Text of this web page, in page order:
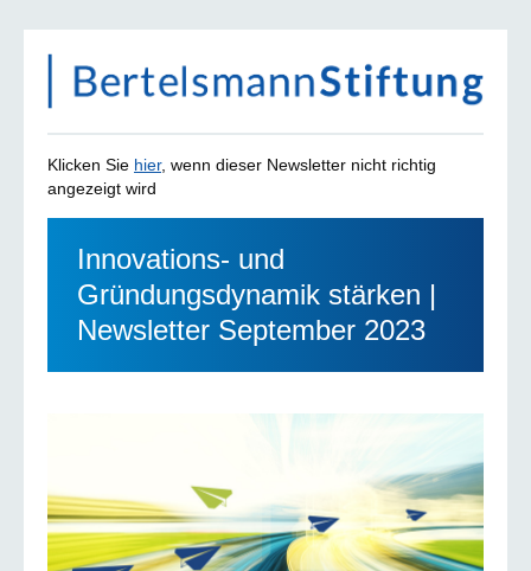
Klicken Sie hier, wenn dieser Newsletter nicht richtig
angezeigt wird
Innovations- und
Gründungsdynamik stärken |
Newsletter September 2023